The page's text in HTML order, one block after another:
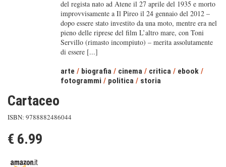
del regista nato ad Atene il 27 aprile del 1935 e morto
improvvisamente a Il Pireo il 24 gennaio del 2012 –
dopo essere stato investito da una moto, mentre era nel
pieno delle riprese del film L’altro mare, con Toni
Servillo (rimasto incompiuto) – merita assolutamente
di essere [...]
arte / biografia / cinema / critica / ebook /
fotogrammi / politica / storia
Cartaceo
ISBN: 9788882486044
€ 6.99